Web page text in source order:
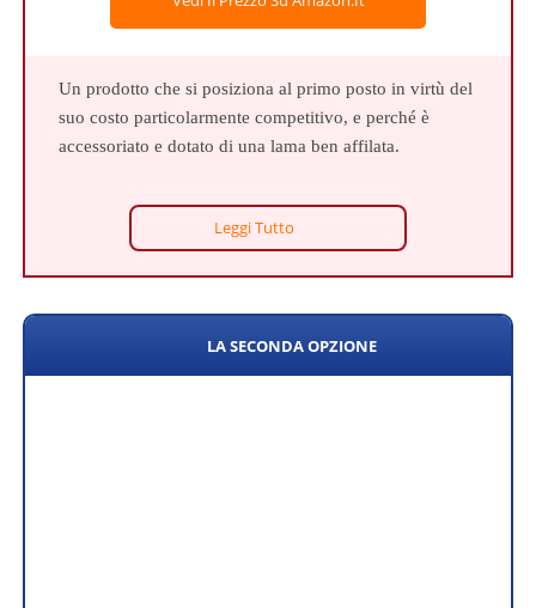
Un prodotto che si posiziona al primo posto in virtù del
suo costo particolarmente competitivo, e perché è
accessoriato e dotato di una lama ben affilata.
Leggi Tutto
LA SECONDA OPZIONE